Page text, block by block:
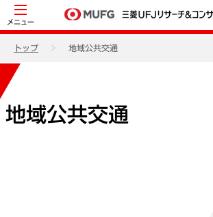
メニュー
トップ 地域公共交通
地域公共交通